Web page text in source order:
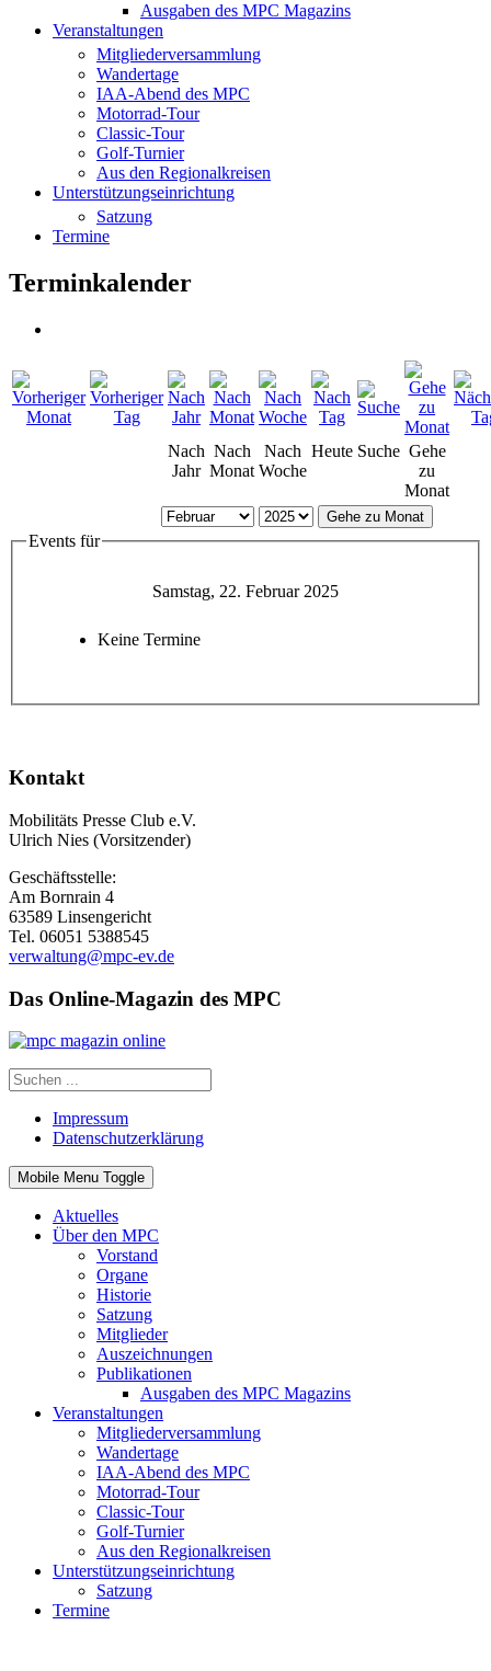
Ausgaben des MPC Magazins
Veranstaltungen
Mitgliederversammlung
Wandertage
IAA-Abend des MPC
Motorrad-Tour
Classic-Tour
Golf-Turnier
Aus den Regionalkreisen
Unterstützungseinrichtung
Satzung
Termine
Terminkalender
Nach
Jahr
Nach
Monat
Nach
Woche
Heute Suche Gehe
zu
Monat
Gehe zu Monat
Events für
Samstag, 22. Februar 2025
Keine Termine
Kontakt
Mobilitäts Presse Club e.V.
Ulrich Nies (Vorsitzender)
Geschäftsstelle:
Am Bornrain 4
63589 Linsengericht
Tel. 06051 5388545
verwaltung@mpc-ev.de
Das Online-Magazin des MPC
Impressum
Datenschutzerklärung
Mobile Menu Toggle
Aktuelles
Über den MPC
Vorstand
Organe
Historie
Satzung
Mitglieder
Auszeichnungen
Publikationen
Ausgaben des MPC Magazins
Veranstaltungen
Mitgliederversammlung
Wandertage
IAA-Abend des MPC
Motorrad-Tour
Classic-Tour
Golf-Turnier
Aus den Regionalkreisen
Unterstützungseinrichtung
Satzung
Termine